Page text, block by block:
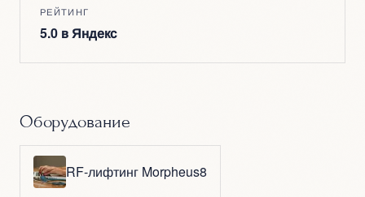
РЕЙТИНГ
5.0 в Яндекс
Оборудование
RF-лифтинг Morpheus8